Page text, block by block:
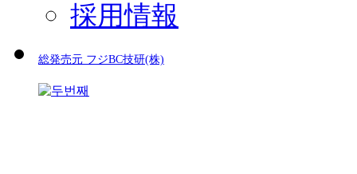
採用情報
総発売元 フジBC技研(株)